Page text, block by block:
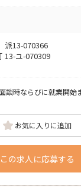
13-070366
13-ユ-070309
談時ならびに就業開始
お気に入りに追加
この求人に応募する